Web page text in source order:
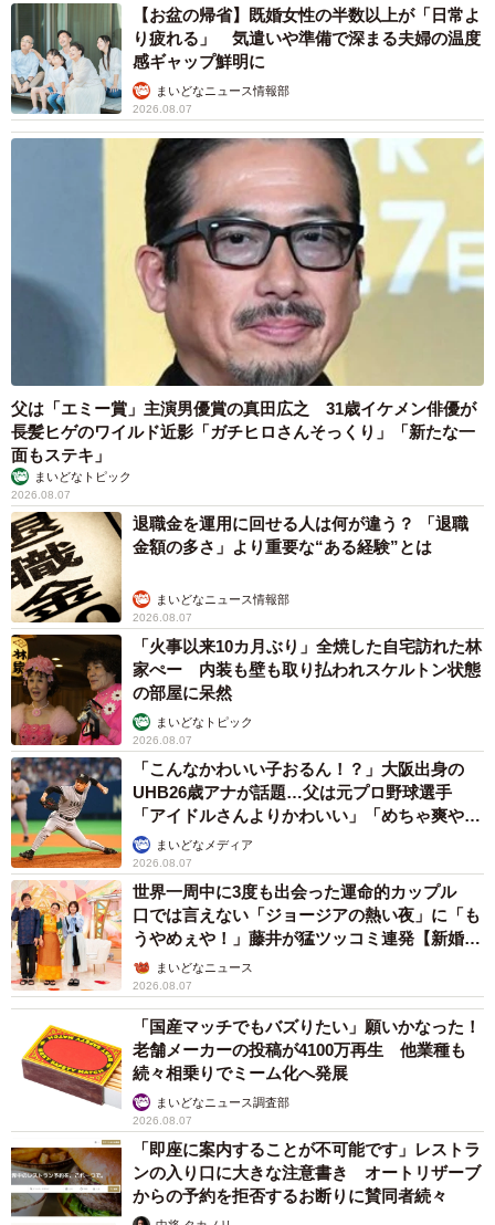
【お盆の帰省】既婚女性の半数以上が「日常よ
り疲れる」 気遣いや準備で深まる夫婦の温度
感ギャップ鮮明に
まいどなニュース情報部
2026.08.07
父は「エミー賞」主演男優賞の真田広之 31歳イケメン俳優が
長髪ヒゲのワイルド近影「ガチヒロさんそっくり」「新たな一
面もステキ」
まいどなトピック
2026.08.07
退職金を運用に回せる人は何が違う？ 「退職
金額の多さ」より重要な“ある経験”とは
まいどなニュース情報部
2026.08.07
「火事以来10カ月ぶり」全焼した自宅訪れた林
家ぺー 内装も壁も取り払われスケルトン状態
の部屋に呆然
まいどなトピック
2026.08.07
「こんなかわいい子おるん！？」大阪出身の
UHB26歳アナが話題…父は元プロ野球選手
「アイドルさんよりかわいい」「めちゃ爽や
か」まいどなメディア
2026.08.07
世界一周中に3度も出会った運命的カップル
口では言えない「ジョージアの熱い夜」に「も
うやめぇや！」藤井が猛ツッコミ連発【新婚さ
ん】まいどなニュース
2026.08.07
「国産マッチでもバズりたい」願いかなった！
老舗メーカーの投稿が4100万再生 他業種も
続々相乗りでミーム化へ発展
まいどなニュース調査部
2026.08.07
「即座に案内することが不可能です」レストラ
ンの入り口に大きな注意書き オートリザーブ
からの予約を拒否するお断りに賛同者続々